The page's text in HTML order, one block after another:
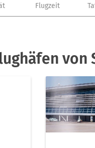
Flugzeit